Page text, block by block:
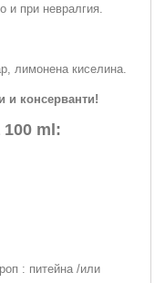
и при невралгия.
лимонена киселина.
и консерванти!
ml:
: питейна /или